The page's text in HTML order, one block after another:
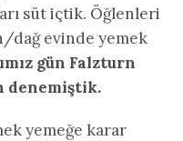
süt içtik. Öğlenleri
dağ evinde yemek
gün Falzturn
denemiştik.
yemeğe karar